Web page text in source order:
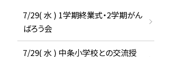
7/29( 水 ) 1学期終業式・2学期がん
ばろう会
7/29( 水 ) 中条小学校との交流授